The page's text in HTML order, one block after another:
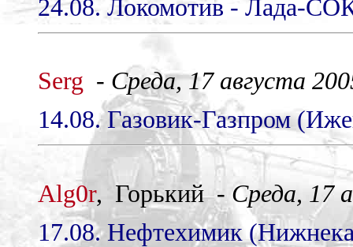
24.08. Локомотив - Лада-
Serg - Среда, 17 августа
14.08. Газовик-Газпром
Alg0r, Горький - Среда, 17
17.08. Нефтехимик